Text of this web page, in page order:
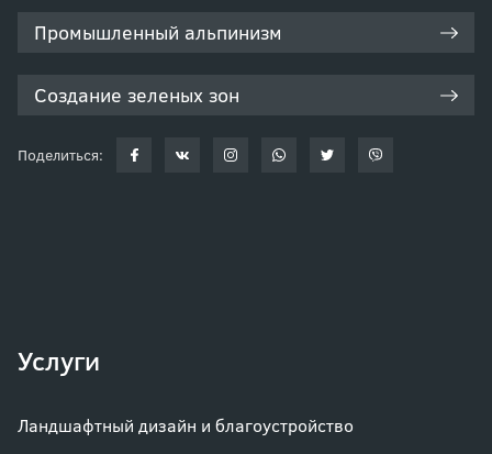
Промышленный альпинизм
Создание зеленых зон
Поделиться:
Услуги
Ландшафтный дизайн и благоустройство